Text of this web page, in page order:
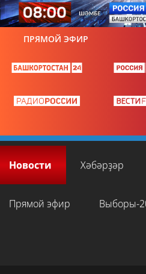
ПРЯМОЙ ЭФИР
Новости Хәбәрҙәр
Прямой эфир Выборы-